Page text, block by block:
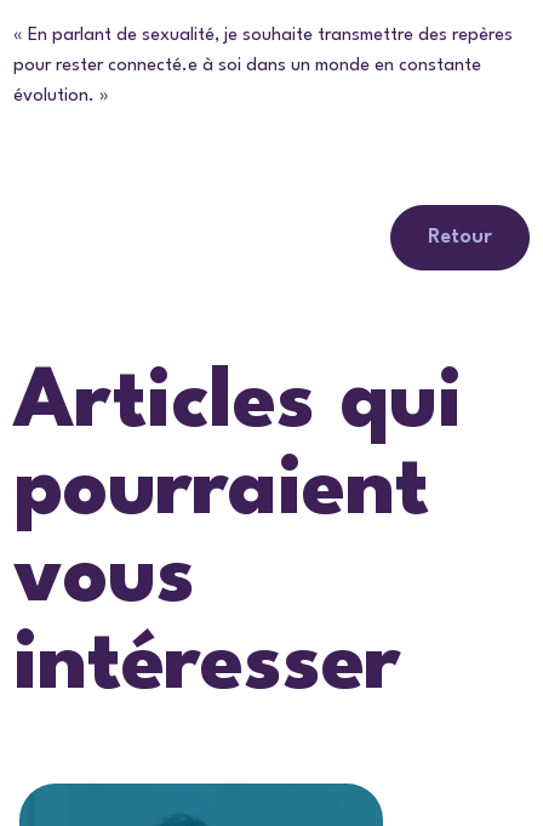
« En parlant de sexualité, je souhaite transmettre des repères
pour rester connecté.e à soi dans un monde en constante
évolution. »
Retour
Articles qui
pourraient
vous
intéresser